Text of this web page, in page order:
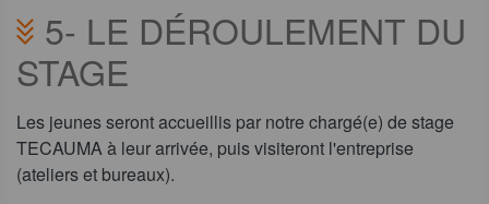
5- LE DÉROULEMENT DU
STAGE
Les jeunes seront accueillis par notre chargé(e) de stage
TECAUMA à leur arrivée, puis visiteront l'entreprise
(ateliers et bureaux).